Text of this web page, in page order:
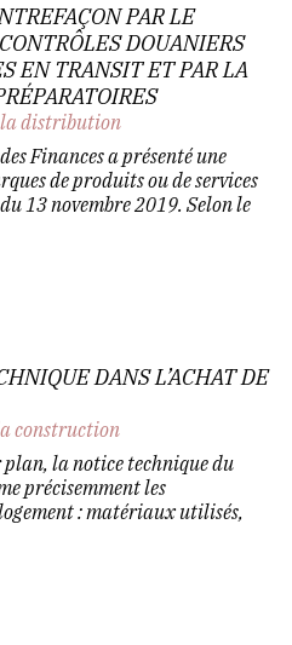
PAR LE
DOUANIERS
EN TRANSIT ET PAR LA
distribution
Finances a présenté une
de produits ou de services
13 novembre 2019. Selon le
DANS L’ACHAT DE
construction
la notice technique du
précisemment les
: matériaux utilisés,